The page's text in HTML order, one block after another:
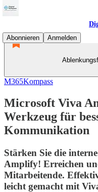
Abonnieren
Anmelden
M365Kompass
Microsoft Viva
Werkzeug für
Kommunikation
Stärken Sie die
Amplify! Erreichen
Mitarbeitende.
leicht gemacht mit